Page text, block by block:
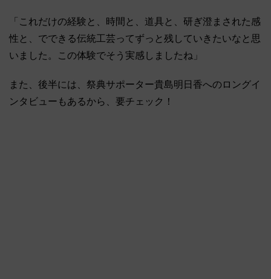
「これだけの経験と、時間と、道具と、研ぎ澄まされた感
性と、でできる伝統工芸ってずっと残していきたいなと思
いました。この体験でそう実感しましたね」
また、後半には、祭典サポーター貴島明日香へのロングイ
ンタビューもあるから、要チェック！